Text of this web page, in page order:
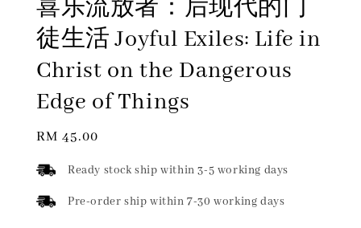
喜乐流放者：后现代的门
徒生活 Joyful Exiles: Life in
Christ on the Dangerous
Edge of Things
Regular
RM 45.00
Ready stock ship within 3-5 working days
Pre-order ship within 7-30 working days